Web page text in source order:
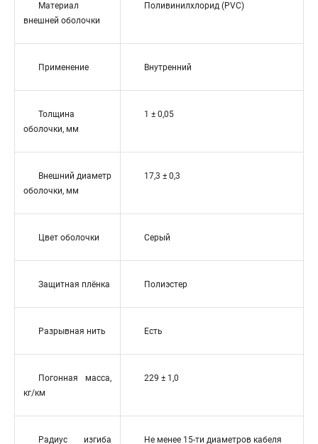
Материал
внешней оболочки
Поливинилхлорид (PVC)
Применение Внутренний
Толщина
оболочки, мм
1 ± 0,05
Внешний диаметр
оболочки, мм
17,3 ± 0,3
Цвет оболочки Серый
Защитная плёнка Полиэстер
Разрывная нить Есть
Погонная масса,
кг/км
229 ± 1,0
Радиус изгиба Не менее 15-ти диаметров кабеля